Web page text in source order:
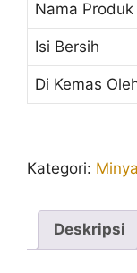
Nama Produk
Isi Bersih
Di Kemas
Kategori:
Deskripsi